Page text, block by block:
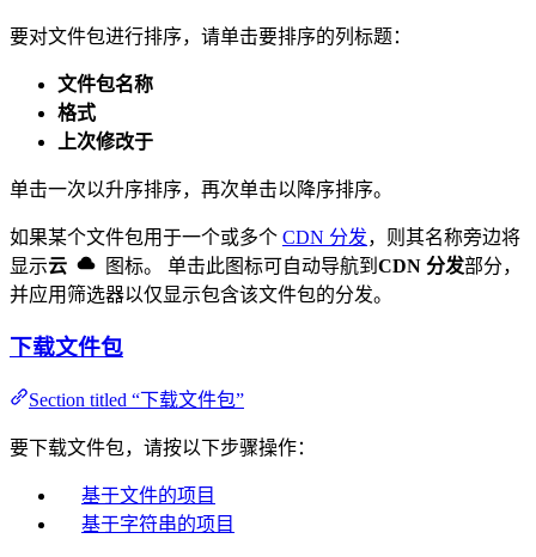
要对文件包进行排序，请单击要排序的列标题：
文件包名称
格式
上次修改于
单击一次以升序排序，再次单击以降序排序。
如果某个文件包用于一个或多个 CDN 分发，则其名称旁边将
显示云 图标。 单击此图标可自动导航到 CDN 分发部分，
并应用筛选器以仅显示包含该文件包的分发。
下载文件包
Section titled “下载文件包”
要下载文件包，请按以下步骤操作：
基于文件的项目
基于字符串的项目